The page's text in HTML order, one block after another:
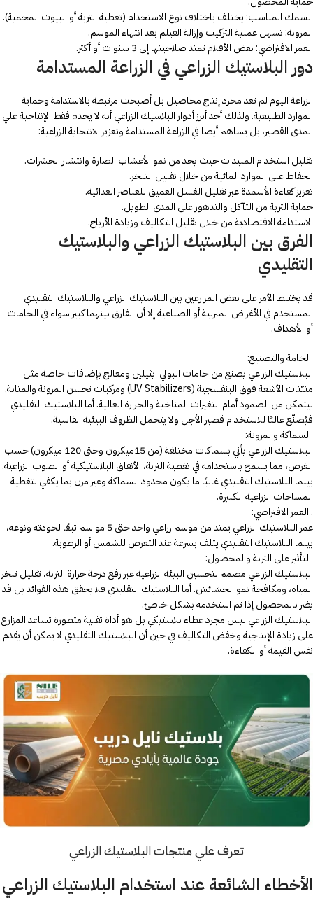
السمك المناسب: يختلف باختلاف نوع الاستخدام (تغطية التربة أو البيوت المحمية).
المرونة: تسهل عملية التركيب وإزالة الفيلم بعد انتهاء الموسم.
العمر الافتراضي: بعض الأفلام تمتد صلاحيتها إلى 3 سنوات أو أكثر.
دور البلاستيك الزراعي في الزراعة المستدامة
الزراعة اليوم لم تعد مجرد إنتاج محاصيل بل أصبحت مرتبطة بالاستدامة وحماية
الموارد الطبيعية. ولذلك أحد أبرز أدوار البلاسيك الزراعي أنه لا يخدم فقط الإنتاجية علي
المدى القصير، بل يساهم أيضا في الزراعة المستدامة وتعزيز الانتجاية الزراعية:
تقليل استخدام المبيدات حيث يحد من نمو الأعشاب الضارة وانتشار الحشرات.
الحفاظ على الموارد المائية من خلال تقليل التبخر.
تعزيز كفاءة الأسمدة عبر تقليل الغسل العميق للعناصر الغذائية.
حماية التربة من التآكل والتدهور على المدى الطويل.
الاستدامة الاقتصادية من خلال تقليل التكاليف وزيادة الأرباح.
الفرق بين البلاستيك الزراعي والبلاستيك
التقليدي
قد يختلط الأمر على بعض المزارعين بين البلاستيك الزراعي والبلاستيك التقليدي
المستخدم في الأغراض المنزلية أو الصناعية إلا أن الفارق بينهما كبير سواء في الخامات
أو الأهداف.
الخامة والتصنيع:
البلاستيك الزراعي يصنع من خامات البولي ايثيلين ومعالج بإضافات خاصة مثل
مثبّتات الأشعة فوق البنفسجية (UV Stabilizers) ومركبات تحسن المرونة والمتانة,
ليتمكن من الصمود أمام التغيرات المناخية والحرارة العالية. أما البلاستيك التقليدي
فيُصنّع غالبًا للاستخدام قصير الأجل ولا يتحمل الظروف البيئية القاسية.
السماكة والمرونة:
البلاستيك الزراعي يأتي بسماكات مختلفة (من 15ميكرون وحتى 120 ميكرون) حسب
الغرض، مما يسمح باستخدامه في تغطية التربة، الأنفاق البلاستيكية أو الصوب الزراعية.
بينما البلاستيك التقليدي غالبًا ما يكون محدود السماكة وغير مرن بما يكفي لتغطية
المساحات الزراعية الكبيرة.
. العمر الافتراضي:
عمر البلاستيك الزراعي يمتد من موسم زراعي واحد حتى 5 مواسم تبعًا لجودته ونوعه،
بينما البلاستيك التقليدي يتلف بسرعة عند التعرض للشمس أو الرطوبة.
التأثير على التربة والمحصول:
البلاستيك الزراعي مصمم لتحسين البيئة الزراعية عبر رفع درجة حرارة التربة، تقليل تبخر
المياه، ومكافحة نمو الحشائش. أما البلاستيك التقليدي فلا يحقق هذه الفوائد بل قد
يضر بالمحصول إذا تم استخدمه بشكل خاطئ.
البلاستيك الزراعي ليس مجرد غطاء بلاستيكي بل هو أداة تقنية متطورة تساعد المزارع
على زيادة الإنتاجية وخفض التكاليف في حين أن البلاستيك التقليدي لا يمكن أن يقدم
نفس القيمة أو الكفاءة.
تعرف علي منتجات البلاستيك الزراعي
الأخطاء الشائعة عند استخدام البلاستيك الزراعي